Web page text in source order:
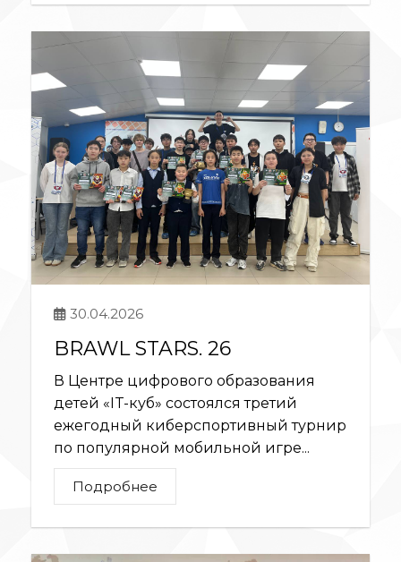
30.04.2026
BRAWL STARS. 26
В Центре цифрового образования
детей «IT-куб» состоялся третий
ежегодный киберспортивный турнир
по популярной мобильной игре...
Подробнее